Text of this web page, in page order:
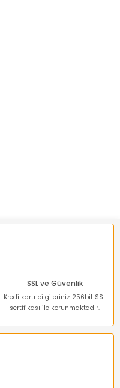
SSL ve Güvenlik
Kredi kartı bilgileriniz 256bit SSL
sertifikası ile korunmaktadır.